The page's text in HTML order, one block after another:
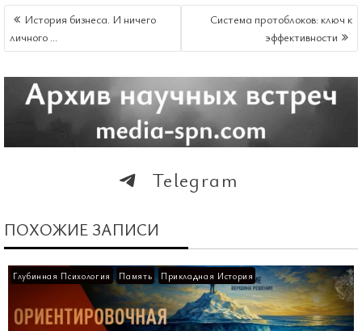
НАВИГАЦИЯ
ПО
ЗАПИСЯМ
История бизнеса. И ничего
личного …
Система протоблоков: ключ к
эффективности
Telegram
ПОХОЖИЕ ЗАПИСИ
Глубинная Психология Память Прикладная История